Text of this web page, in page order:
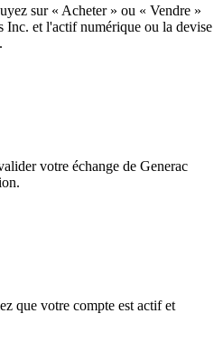
sur « Acheter » ou « Vendre »
Inc. et l'actif numérique ou la devise
votre échange de Generac
que votre compte est actif et